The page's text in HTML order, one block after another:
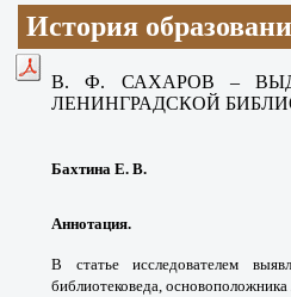
История
В. Ф. САХАРОВ –
ЛЕНИНГРАДСКОЙ
Бахтина Е. В.
Аннотация.
В статье исследователем
библиотековеда, основоположника